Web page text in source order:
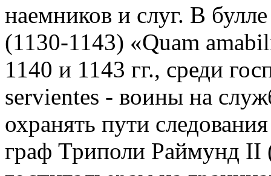
наемников и слуг. В
(1130-1143) «Quam
1140 и 1143 гг., среди
servientes - воины на
охранять пути
граф Триполи Раймунд II